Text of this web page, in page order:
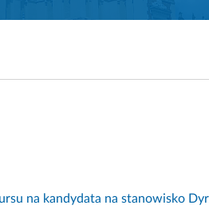
na kandydata na stanowisko